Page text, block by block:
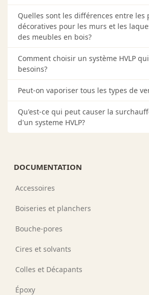
Quelles sont les différences entre les
décoratives pour les murs et les
des meubles en bois?
Comment choisir un système HVLP
besoins?
Peut-on vaporiser tous les types de
Qu'est-ce qui peut causer la
d'un systeme HVLP?
DOCUMENTATION
Accessoires
Boiseries et planchers
Bouche-pores
Cires et solvants
Colles et Décapants
Époxy